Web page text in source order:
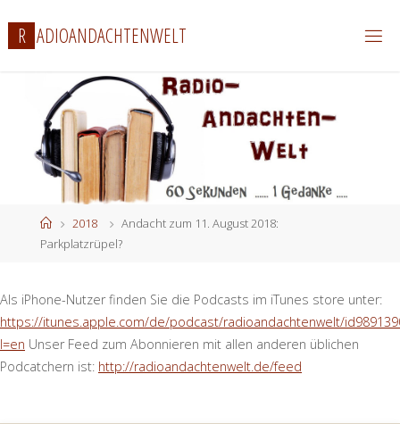
Inhalt
springen
R ADIOANDACHTENWELT
Start2018
Andacht zum 11. August 2018:
Parkplatzrüpel?
Als iPhone-Nutzer finden Sie die Podcasts im iTunes store unter:
https://itunes.apple.com/de/podcast/radioandachtenwelt/
l=en Unser Feed zum Abonnieren mit allen anderen üblichen
Podcatchern ist: http://radioandachtenwelt.de/feed